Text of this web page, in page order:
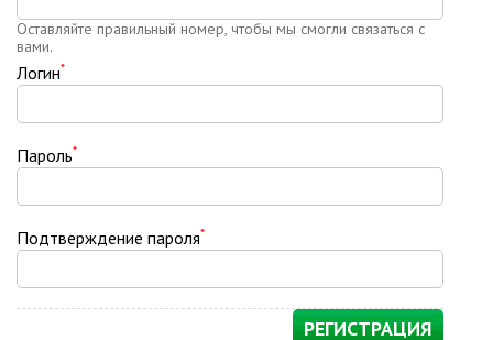
Оставляйте правильный номер, чтобы мы смогли связаться с
вами.
Логин*
Пароль*
Подтверждение пароля*